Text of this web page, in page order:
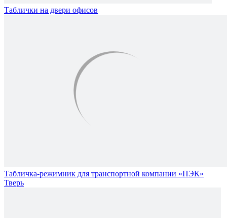
Таблички на двери офисов
Табличка-режимник для транспортной компании «ПЭК»
Тверь